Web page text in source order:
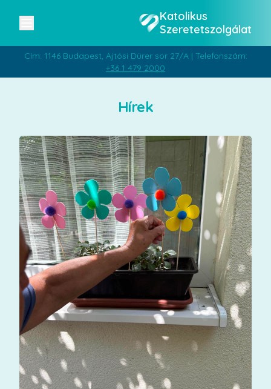
Katolikus
Szeretetszolgálat
Cím: 1146 Budapest, Ajtósi Dürer sor 27/A | Telefonszám:
+36 1 479 2000
Hírek